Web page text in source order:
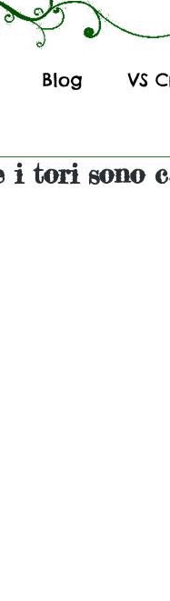
Blog VS
i tori sono